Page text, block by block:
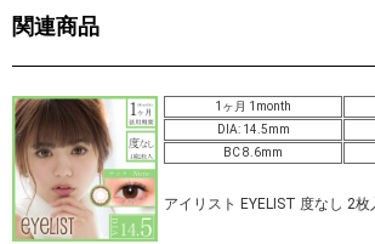
関連商品
1ヶ月 1month
DIA: 14.5mm
BC 8.6mm
アイリスト EYELIST 度なし 2